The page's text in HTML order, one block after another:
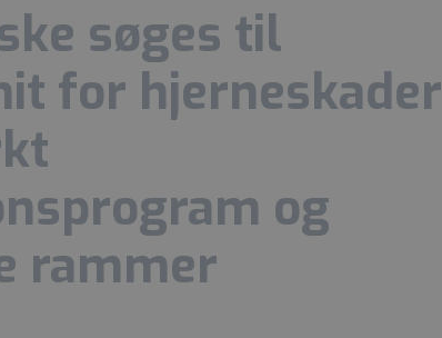
søges til
for hjerneskader
og
rammer